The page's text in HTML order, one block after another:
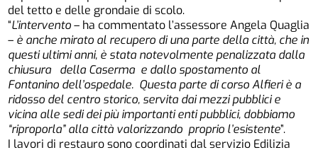
del tetto e delle grondaie di scolo.
“L’intervento– ha commentato l’assessore Angela Quaglia
– è anche mirato al recupero di una parte della città, che in
questi ultimi anni, è stata notevolmente penalizzata dalla
chiusura della Caserma e dallo spostamento al
Fontanino dell’ospedale. Questa parte di corso Alfieri è a
ridosso del centro storico, servita dai mezzi pubblici e
vicina alle sedi dei più importanti enti pubblici, dobbiamo
“riproporla” alla città valorizzando proprio l’esistente”.
I lavori di restauro sono coordinati dal servizio Edilizia